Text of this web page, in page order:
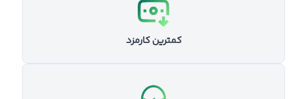
کمترین کارمزد